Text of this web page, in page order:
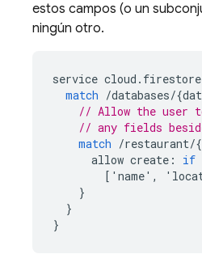
estos campos (o un
ningún otro.
service cloud . firestore
match /databases/{
// Allow the user
// any fields
match /restaurant/{
allow create : if
[ ' name' , '
}
}
}